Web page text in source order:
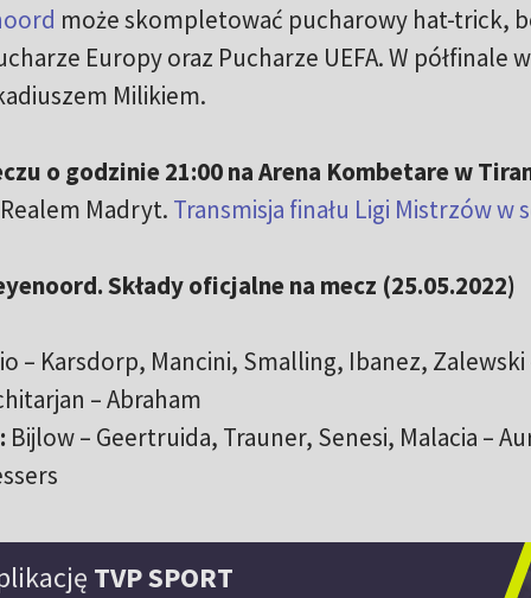
może skompletować pucharowy hat-trick,
Europy oraz Pucharze UEFA. W półfinale
Milikiem.
o godzinie 21:00 na Arena Kombetare w
Madryt. Transmisja finału Ligi Mistrzów w
Składy oficjalne na mecz (25.05.2022)
– Karsdorp, Mancini, Smalling, Ibanez,
– Abraham
Bijlow – Geertruida, Trauner, Senesi, Malacia –
TVP SPORT